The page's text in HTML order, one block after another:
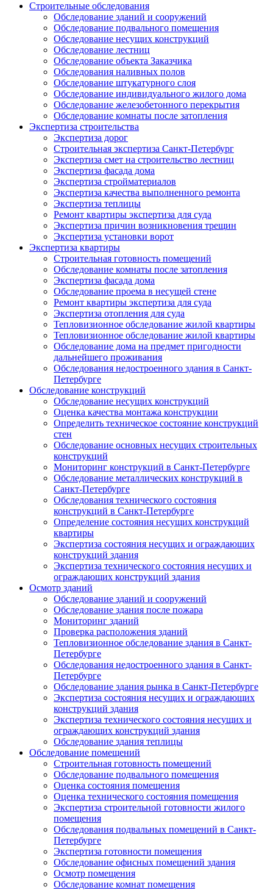
Строительные обследования
Обследование зданий и сооружений
Обследование подвального помещения
Обследование несущих конструкций
Обследование лестниц
Обследование объекта Заказчика
Обследования наливных полов
Обследование штукатурного слоя
Обследование индивидуального жилого дома
Обследование железобетонного перекрытия
Обследование комнаты после затопления
Экспертиза строительства
Экспертиза дорог
Строительная экспертиза Санкт-Петербург
Экспертиза смет на строительство лестниц
Экспертиза фасада дома
Экспертиза стройматериалов
Экспертиза качества выполненного ремонта
Экспертиза теплицы
Ремонт квартиры экспертиза для суда
Экспертиза причин возникновения трещин
Экспертиза установки ворот
Экспертиза квартиры
Строительная готовность помещений
Обследование комнаты после затопления
Экспертиза фасада дома
Обследование проема в несущей стене
Ремонт квартиры экспертиза для суда
Экспертиза отопления для суда
Тепловизионное обследование жилой квартиры
Тепловизионное обследование жилой квартиры
Обследование дома на предмет пригодности
дальнейшего проживания
Обследования недостроенного здания в Санкт-
Петербурге
Обследование конструкций
Обследование несущих конструкций
Оценка качества монтажа конструкции
Определить техническое состояние конструкций
стен
Обследование основных несущих строительных
конструкций
Мониторинг конструкций в Санкт-Петербурге
Обследование металлических конструкций в
Санкт-Петербурге
Обследования технического состояния
конструкций в Санкт-Петербурге
Определение состояния несущих конструкций
квартиры
Экспертиза состояния несущих и ограждающих
конструкций здания
Экспертиза технического состояния несущих и
ограждающих конструкций здания
Осмотр зданий
Обследование зданий и сооружений
Обследование здания после пожара
Мониторинг зданий
Проверка расположения зданий
Тепловизионное обследование здания в Санкт-
Петербурге
Обследования недостроенного здания в Санкт-
Петербурге
Обследование здания рынка в Санкт-Петербурге
Экспертиза состояния несущих и ограждающих
конструкций здания
Экспертиза технического состояния несущих и
ограждающих конструкций здания
Обследование здания теплицы
Обследование помещений
Строительная готовность помещений
Обследование подвального помещения
Оценка состояния помещения
Оценка технического состояния помещения
Экспертиза строительной готовности жилого
помещения
Обследования подвальных помещений в Санкт-
Петербурге
Экспертиза готовности помещения
Обследование офисных помещений здания
Осмотр помещения
Обследование комнат помещения